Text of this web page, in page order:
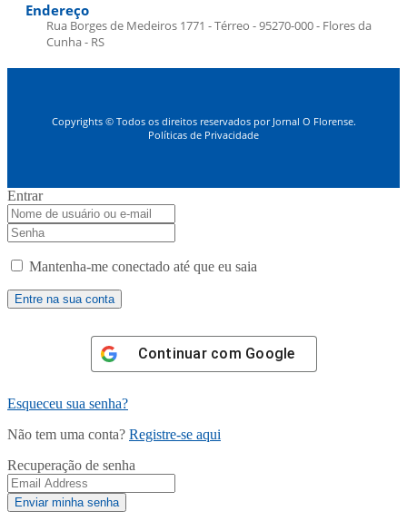
Endereço
Rua Borges de Medeiros 1771 - Térreo - 95270-000 - Flores da
Cunha - RS
Copyrights © Todos os direitos reservados por Jornal O Florense.
Políticas de Privacidade
Entrar
Mantenha-me conectado até que eu saia
Continuar com Google
Esqueceu sua senha?
Não tem uma conta? Registre-se aqui
Recuperação de senha